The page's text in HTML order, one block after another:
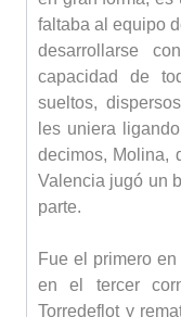
faltaba al equipo
desarrollarse
capacidad de
sueltos,
les uniera
decimos, Molina,
Valencia jugó un
parte.
Fue el primero
en el tercer
Torredeflot y